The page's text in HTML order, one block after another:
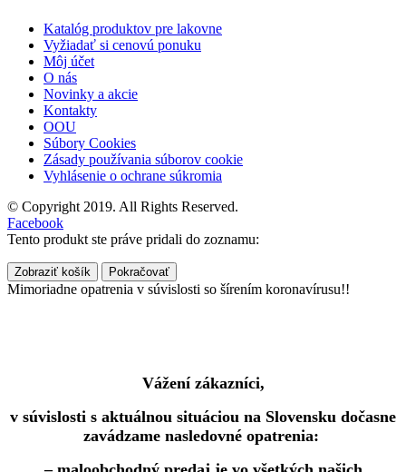
Katalóg produktov pre lakovne
Vyžiadať si cenovú ponuku
Môj účet
O nás
Novinky a akcie
Kontakty
OOU
Súbory Cookies
Zásady používania súborov cookie
Vyhlásenie o ochrane súkromia
© Copyright 2019. All Rights Reserved.
Facebook
Tento produkt ste práve pridali do zoznamu:
Zobraziť košík Pokračovať
Mimoriadne opatrenia v súvislosti so šírením koronavírusu!!
Vážení zákazníci,
v súvislosti s aktuálnou situáciou na Slovensku dočasne
zavádzame nasledovné opatrenia: